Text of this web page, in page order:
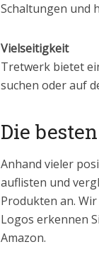
Schaltungen und
Vielseitigkeit
Tretwerk bietet
suchen oder auf
Die
Anhand vieler
auflisten und
Produkten an.
Logos erkennen
Amazon.